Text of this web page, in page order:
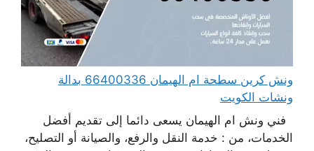
ونش كرين سطحة ام الهيمان 66400336 بدالة
ونشات الكويت
فني ونش ام الهيمان يسعى دائما إلى تقديم أفضل
الخدمات، من : خدمة النقل والرفع، والصيانة أو التصليح،